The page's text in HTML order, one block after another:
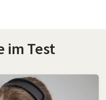
im Test